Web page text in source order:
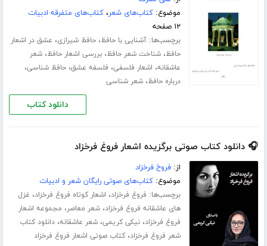
موضوع:کتاب‌های شعر،کتاب‌های متفرقه ادبیات
۱۲ صفحه
برچسب‌ها:آشنایی با حافظ،حافظ شیرازی، عشق در اشعار
حافظ،شناخت شعر حافظ،بررسی اشعار حافظ،شعر
عاشقانه، اشعار فلسفی، فلسفه عشق،حافظ شناسی،
درباره حافظ،شعر شناسی
دانلود کتاب
🎧 دانلود کتاب صوتی برگزیده اشعار فروغ فرخزاد
از:فروخ فرخزاد
موضوع:کتاب‌های صوتی رایگان شعر و ادبیات
برچسب‌ها: فروغ فرخزاد، اشعار کوتاه فروغ فرخزاد، غزل
های عاشقانه فروغ فرخزاد،شعر معاصر، مجموعه اشعار
فروغ فرخزاد،نیکی کریمی،شعر عاشقانه،دانلود کتاب
شعر فروغ فرخزاد،کتاب صوتی اشعار فروغ فرخزاد